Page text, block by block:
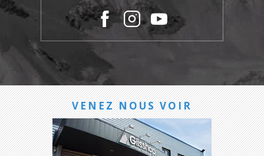
VENEZ NOUS VOIR